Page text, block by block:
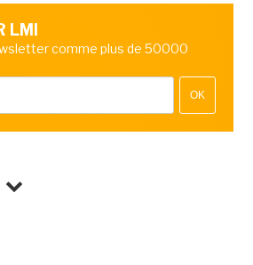
LMI
comme plus de 50000
OK